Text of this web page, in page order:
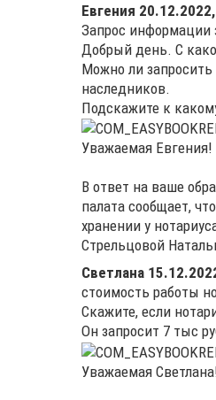
Евгения
Запрос информации
Добрый день. С
Можно ли
наследников.
Подскажите к
Уважаемая Евгения!
В ответ на ваше
палата сообщает,
хранении у
Стрельцовой
Светлана
стоимость работы
Скажите, если
Он запросит 7 тыс
Уважаемая